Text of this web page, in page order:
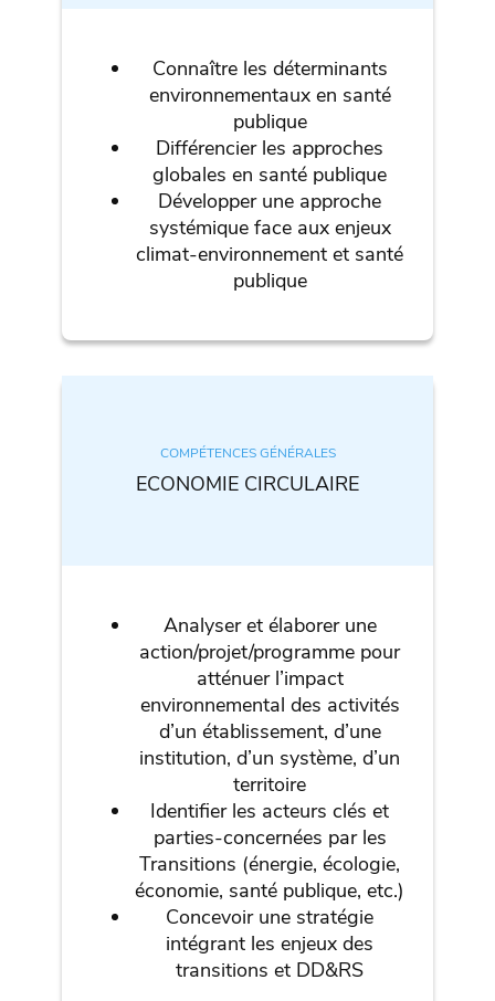
Connaître les déterminants
environnementaux en santé
publique
Différencier les approches
globales en santé publique
Développer une approche
systémique face aux enjeux
climat-environnement et santé
publique
COMPÉTENCES GÉNÉRALES
ECONOMIE CIRCULAIRE
Analyser et élaborer une
action/projet/programme pour
atténuer l’impact
environnemental des activités
d’un établissement, d’une
institution, d’un système, d’un
territoire
Identifier les acteurs clés et
parties-concernées par les
Transitions (énergie, écologie,
économie, santé publique, etc.)
Concevoir une stratégie
intégrant les enjeux des
transitions et DD&RS